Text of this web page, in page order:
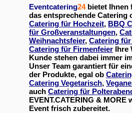
Eventcatering24bietet Ihnen
das entsprechende Catering
Catering für Hochzeit, BBQ
für Großveranstaltungen,
Weihnachtsfeier, Catering
Catering für Firmenfeier Ihre
Kunde stehen dabei immer
Unser Team garantiert für
der Produkte, egal ob
Catering Vegetarisch,
auch Catering für
EVENT.CATERING & MORE
Event frisch zubereitet.